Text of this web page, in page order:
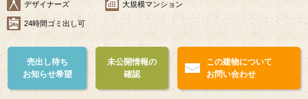
デザイナーズ 大規模マンション
24時間ゴミ出し可
売出し待ち
お知らせ希望
未公開情報の
確認
この建物について
お問い合わせ